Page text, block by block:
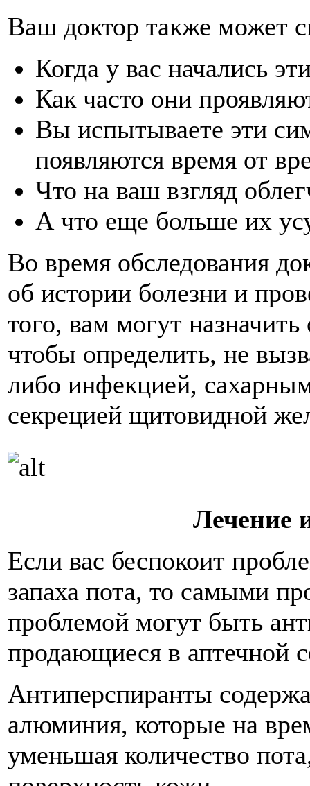
Ваш доктор также может
Когда у вас начались
Как часто они
Вы испытываете эти
появляются время от
Что на ваш взгляд
А что еще больше их
Во время обследования
об истории болезни и
того, вам могут
чтобы определить, не
либо инфекцией,
секрецией щитовидной
Лечение
Если вас беспокоит
запаха пота, то самыми
проблемой могут быть
продающиеся в аптечной
Антиперспиранты
алюминия, которые на
уменьшая количество